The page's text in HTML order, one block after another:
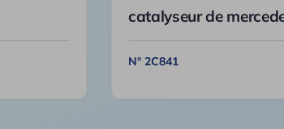
catalyseur de
N° 2C841